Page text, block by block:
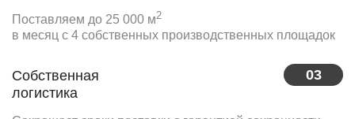
Поставляем до 25 000 м2
в месяц с 4 собственных производственных площадок
03
Собственная
логистика